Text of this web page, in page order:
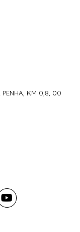
PENHA, KM 0,8, 00